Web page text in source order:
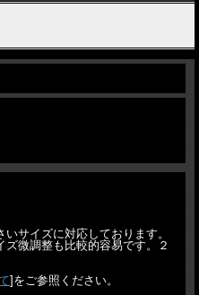
サイズに対応しております。
微調整も比較的容易です。２
]をご参照ください。